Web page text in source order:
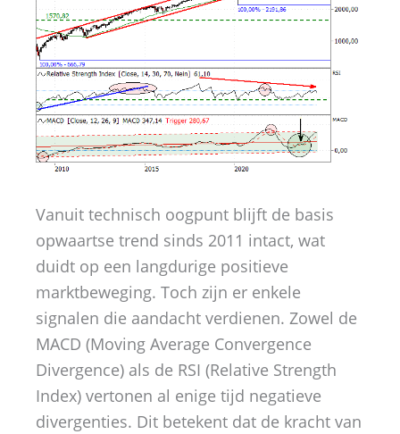
Vanuit technisch oogpunt blijft de basis
opwaartse trend sinds 2011 intact, wat
duidt op een langdurige positieve
marktbeweging. Toch zijn er enkele
signalen die aandacht verdienen. Zowel de
MACD (Moving Average Convergence
Divergence) als de RSI (Relative Strength
Index) vertonen al enige tijd negatieve
divergenties. Dit betekent dat de kracht van